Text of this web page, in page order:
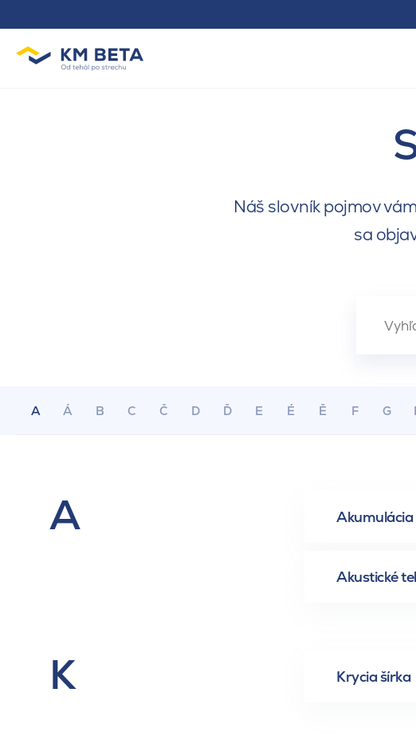
Náš slovník pojmov
sa
A Á B C Č D Ď E É Ě F G
A Akumulácia
Akustické
K Krycia šírka